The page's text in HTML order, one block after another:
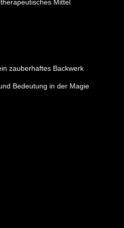
Mittel
zauberhaftes Backwerk
Bedeutung in der Magie